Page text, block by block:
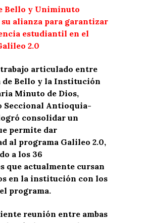
Bello y Uniminuto
alianza para garantizar
estudiantil en el
2.0
articulado entre
de Bello y la Institución
Minuto de Dios,
Seccional Antioquia-
consolidar un
permite dar
al programa Galileo 2.0,
a los 36
que actualmente cursan
en la institución con los
programa.
reunión entre ambas